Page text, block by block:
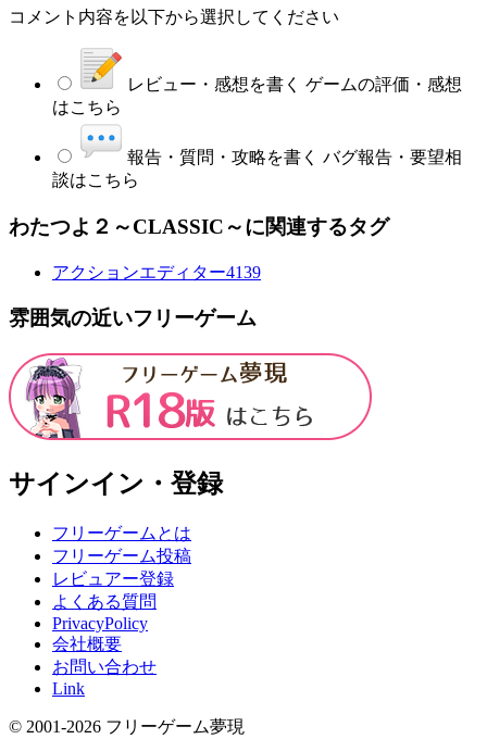
コメント内容を以下から選択してください
レビュー・感想を書く ゲームの評価・感想
はこちら
報告・質問・攻略を書く バグ報告・要望相
談はこちら
わたつよ２～CLASSIC～に関連するタグ
アクションエディター4139
雰囲気の近いフリーゲーム
サインイン・登録
フリーゲームとは
フリーゲーム投稿
レビュアー登録
よくある質問
PrivacyPolicy
会社概要
お問い合わせ
Link
© 2001-2026 フリーゲーム夢現